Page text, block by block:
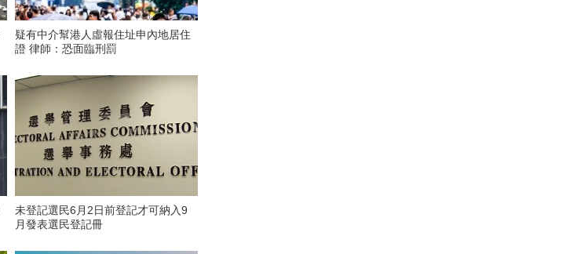
疑有中介幫港人虛報住址申內地居住
證 律師：恐面臨刑罰
未登記選民6月2日前登記才可納入9
月發表選民登記冊